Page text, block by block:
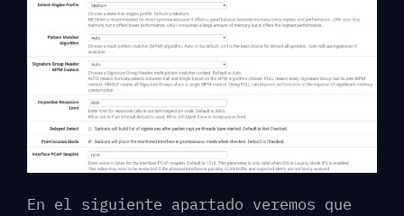
En el siguiente apartado veremos que